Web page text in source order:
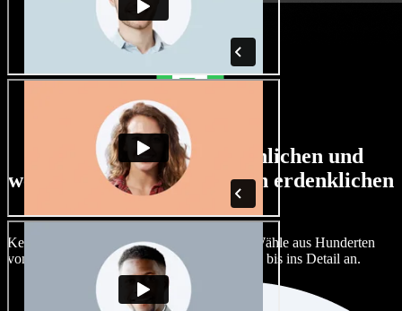
Große Auswahl an männlichen und
weiblichen Stimmen in allen erdenklichen
Akzenten
Kein Projekt muss wie das andere klingen. Wähle aus Hunderten
von KI-Stimmen und Akzenten und passe sie bis ins Detail an.